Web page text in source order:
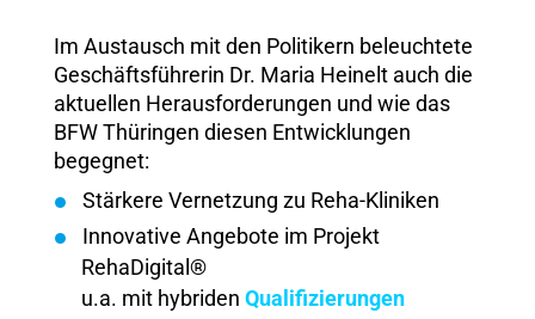
Im Austausch mit den Politikern beleuchtete
Geschäftsführerin Dr. Maria Heinelt auch die
aktuellen Herausforderungen und wie das
BFW Thüringen diesen Entwicklungen
begegnet:
Stärkere Vernetzung zu Reha-Kliniken
Innovative Angebote im Projekt
RehaDigital®
u.a. mit hybridenQualifizierungen